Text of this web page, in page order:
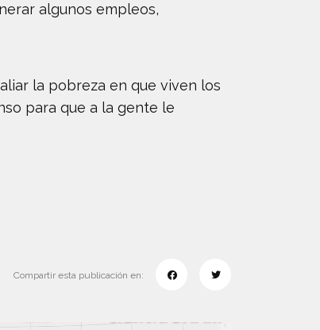
algunos empleos,
la pobreza en que viven los
para que a la gente le
Compartir esta publicación en: